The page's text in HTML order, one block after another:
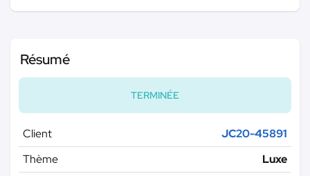
Résumé
TERMINÉE
Client
JC20-45891
Thème
Luxe